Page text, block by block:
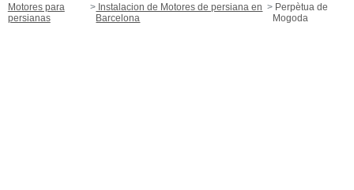
Motores para
persianas
Instalacion de Motores de persiana en
Barcelona
Perpètua de
Mogoda